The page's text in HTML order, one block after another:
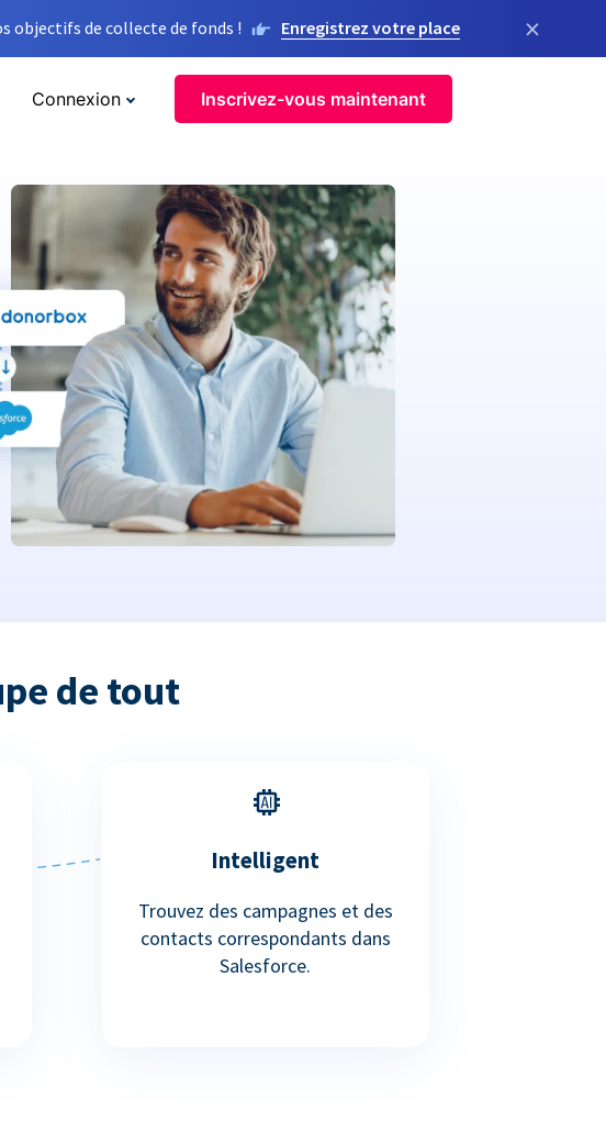
objectifs de collecte de fonds ! Enregistrez votre place ×
Connexion Inscrivez-vous maintenant
de tout
Intelligent
Trouvez des campagnes et des
contacts correspondants dans
Salesforce.